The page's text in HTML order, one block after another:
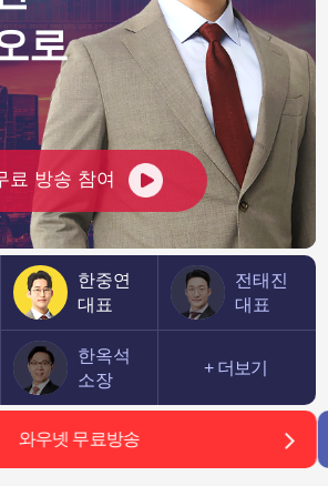
비청년에 손편지로 온기 나
눔 [뉴스+현장]
3.6% 나스닥 26,363.44
다우존스 54,349.12
로
료 방송 참여
한중연
대표
전태진
대표
한옥석
소장
+ 더보기
와우넷 무료방송